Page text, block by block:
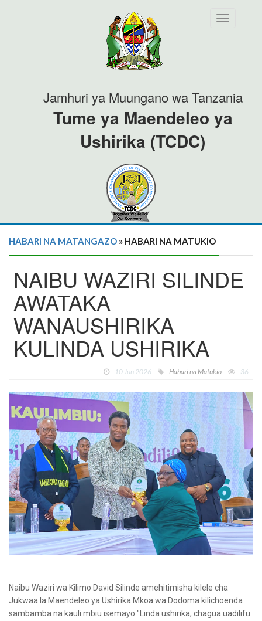
Toggle
Jamhuri ya Muungano wa Tanzania
Tume ya Maendeleo ya
Ushirika (TCDC)
HABARI NA MATANGAZO » HABARI NA MATUKIO
NAIBU WAZIRI SILINDE
AWATAKA
WANAUSHIRIKA
KULINDA USHIRIKA
10 Jun 2026 Habari na Matukio 36
Naibu Waziri wa Kilimo David Silinde amehitimisha kilele cha
Jukwaa la Maendeleo ya Ushirika Mkoa wa Dodoma kilichoenda
sambamba na kauli mbiu isemayo "Linda ushirika, chagua uadilifu